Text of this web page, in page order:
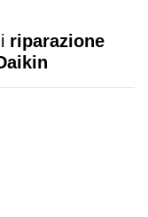
riparazione